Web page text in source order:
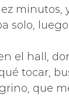
solo,
el hall,
tocar,
que